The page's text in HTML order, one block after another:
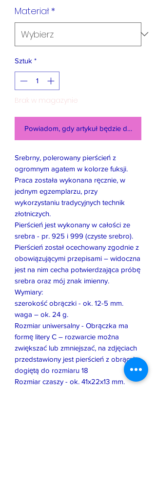
Materiał *
Sztuk *
Brak w magazynie
Powiadom, gdy artykuł będzie dostępny
Srebrny, polerowany pierścień z
ogromnym agatem w kolorze fuksji.
Praca została wykonana ręcznie, w
jednym egzemplarzu, przy
wykorzystaniu tradycyjnych technik
złotniczych.
Pierścień jest wykonany w całości ze
srebra - pr. 925 i 999 (czyste srebro).
Pierścień został ocechowany zgodnie z
obowiązującymi przepisami – widoczna
jest na nim cecha potwierdzająca próbę
srebra oraz mój znak imienny.
Wymiary:
szerokość obrączki - ok. 12-5 mm.
waga – ok. 24 g.
Rozmiar uniwersalny - Obrączka ma
formę litery C – rozwarcie można
zwiększać lub zmniejszać, na zdjęciach
przedstawiony jest pierścień z obrączką
dogiętą do rozmiaru 18
Rozmiar czaszy - ok. 41x22x13 mm.